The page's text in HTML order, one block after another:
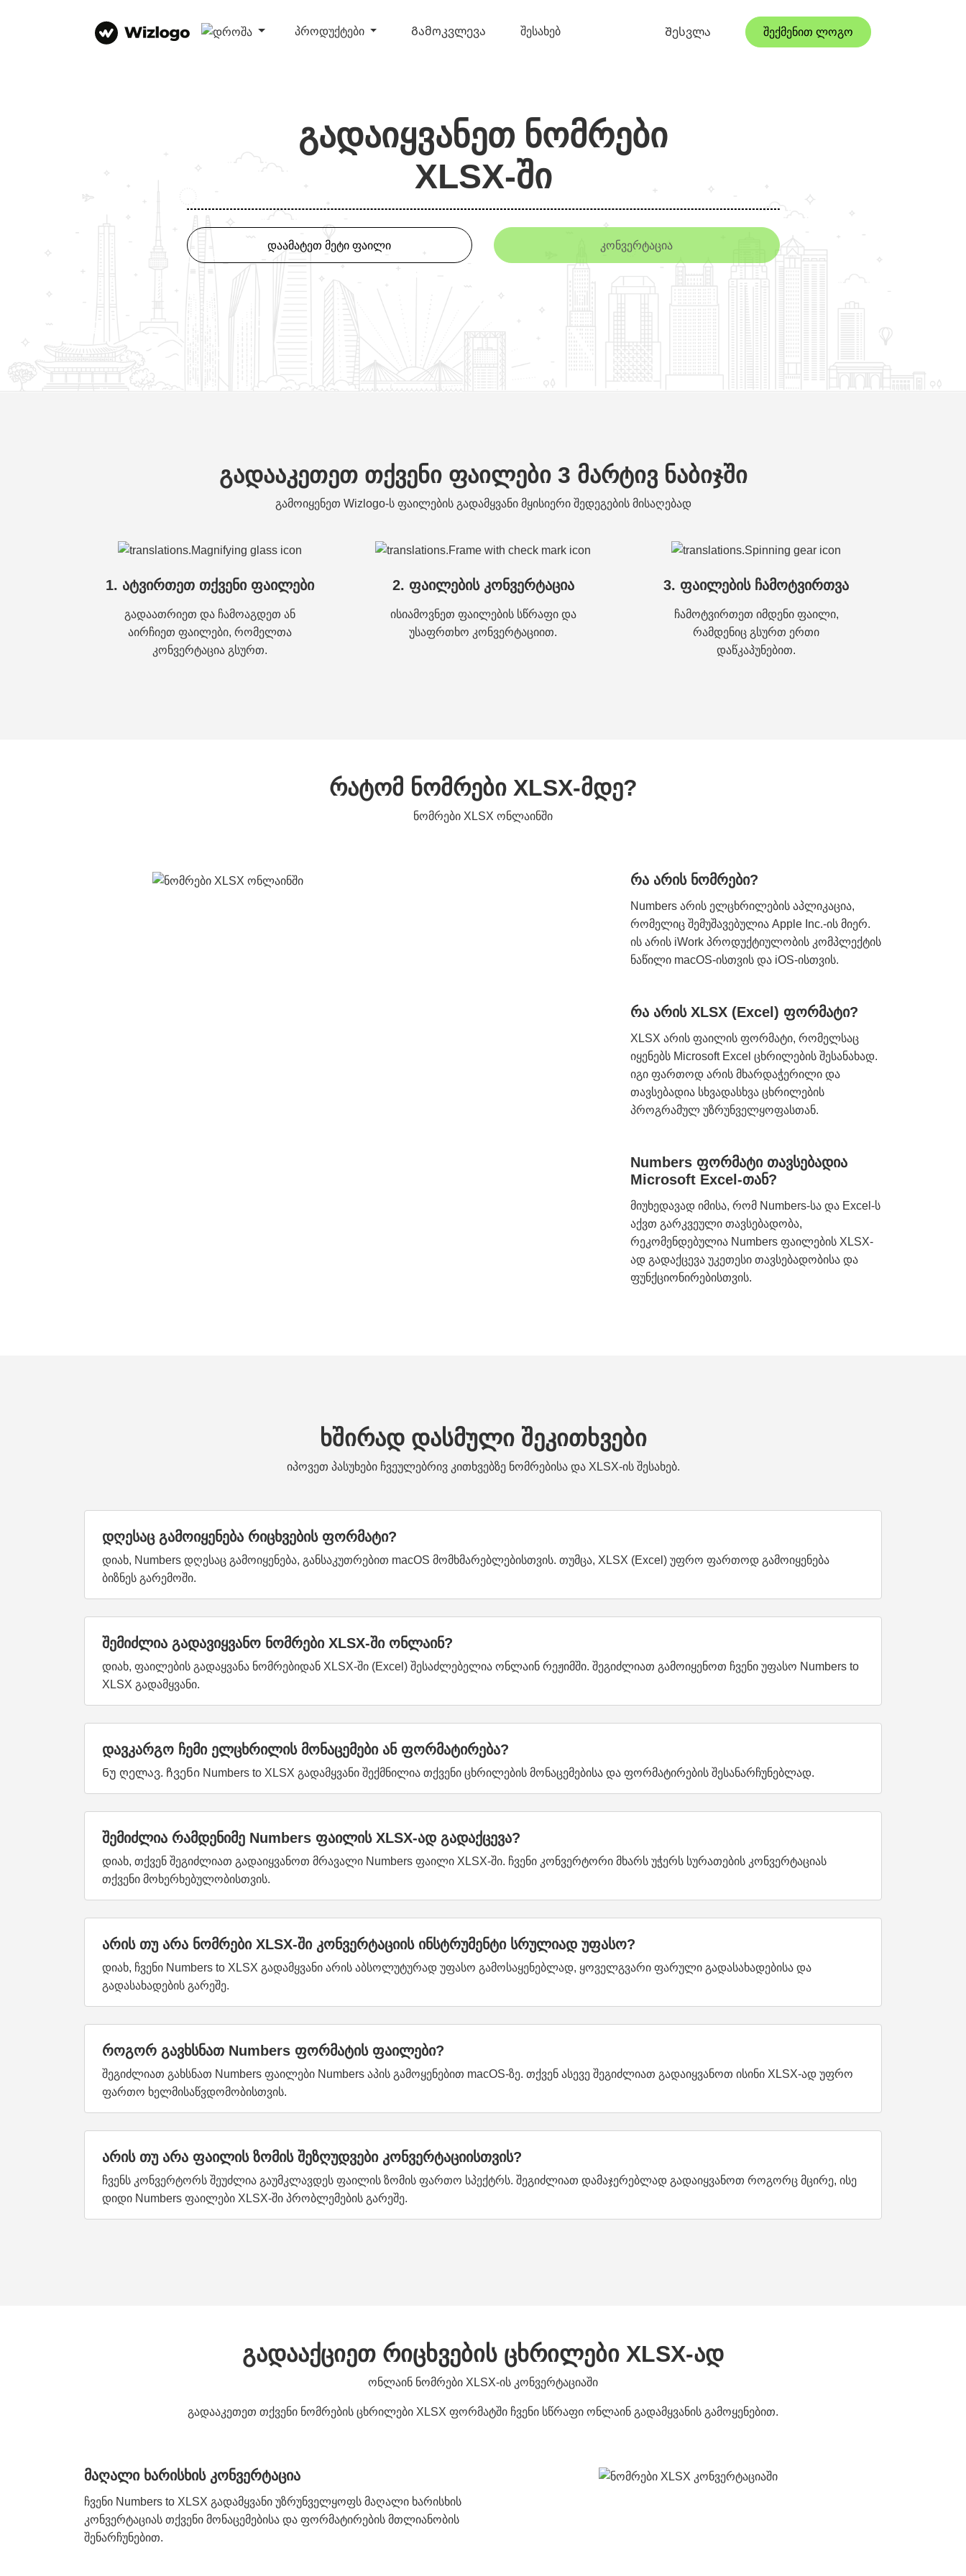
პროდუქტები Გამოკვლევა შესახებ Შესვლა შექმენით ლოგო
გადაიყვანეთ ნომრები
XLSX-ში
დაამატეთ მეტი ფაილი კონვერტაცია
გადააკეთეთ თქვენი ფაილები 3 მარტივ ნაბიჯში
გამოიყენეთ Wizlogo-ს ფაილების გადამყვანი მყისიერი შედეგების მისაღებად
1. ატვირთეთ თქვენი ფაილები
გადაათრიეთ და ჩამოაგდეთ ან
აირჩიეთ ფაილები, რომელთა
კონვერტაცია გსურთ.
2. ფაილების კონვერტაცია
ისიამოვნეთ ფაილების სწრაფი და
უსაფრთხო კონვერტაციით.
3. ფაილების ჩამოტვირთვა
ჩამოტვირთეთ იმდენი ფაილი,
რამდენიც გსურთ ერთი
დაწკაპუნებით.
რატომ ნომრები XLSX-მდე?
ნომრები XLSX ონლაინში
რა არის ნომრები?
Numbers არის ელცხრილების აპლიკაცია,
რომელიც შემუშავებულია Apple Inc.-ის მიერ.
ის არის iWork პროდუქტიულობის კომპლექტის
ნაწილი macOS-ისთვის და iOS-ისთვის.
რა არის XLSX (Excel) ფორმატი?
XLSX არის ფაილის ფორმატი, რომელსაც
იყენებს Microsoft Excel ცხრილების შესანახად.
იგი ფართოდ არის მხარდაჭერილი და
თავსებადია სხვადასხვა ცხრილების
პროგრამულ უზრუნველყოფასთან.
Numbers ფორმატი თავსებადია
Microsoft Excel-თან?
მიუხედავად იმისა, რომ Numbers-სა და Excel-ს
აქვთ გარკვეული თავსებადობა,
რეკომენდებულია Numbers ფაილების XLSX-
ად გადაქცევა უკეთესი თავსებადობისა და
ფუნქციონირებისთვის.
ხშირად დასმული შეკითხვები
იპოვეთ პასუხები ჩვეულებრივ კითხვებზე ნომრებისა და XLSX-ის შესახებ.
დღესაც გამოიყენება რიცხვების ფორმატი?
დიახ, Numbers დღესაც გამოიყენება, განსაკუთრებით macOS მომხმარებლებისთვის. თუმცა, XLSX (Excel) უფრო ფართოდ გამოიყენება
ბიზნეს გარემოში.
შემიძლია გადავიყვანო ნომრები XLSX-ში ონლაინ?
დიახ, ფაილების გადაყვანა ნომრებიდან XLSX-ში (Excel) შესაძლებელია ონლაინ რეჟიმში. შეგიძლიათ გამოიყენოთ ჩვენი უფასო Numbers to
XLSX გადამყვანი.
დავკარგო ჩემი ელცხრილის მონაცემები ან ფორმატირება?
Ნუ ღელავ. ჩვენი Numbers to XLSX გადამყვანი შექმნილია თქვენი ცხრილების მონაცემებისა და ფორმატირების შესანარჩუნებლად.
შემიძლია რამდენიმე Numbers ფაილის XLSX-ად გადაქცევა?
დიახ, თქვენ შეგიძლიათ გადაიყვანოთ მრავალი Numbers ფაილი XLSX-ში. ჩვენი კონვერტორი მხარს უჭერს სურათების კონვერტაციას
თქვენი მოხერხებულობისთვის.
არის თუ არა ნომრები XLSX-ში კონვერტაციის ინსტრუმენტი სრულიად უფასო?
დიახ, ჩვენი Numbers to XLSX გადამყვანი არის აბსოლუტურად უფასო გამოსაყენებლად, ყოველგვარი ფარული გადასახადებისა და
გადასახადების გარეშე.
როგორ გავხსნათ Numbers ფორმატის ფაილები?
შეგიძლიათ გახსნათ Numbers ფაილები Numbers აპის გამოყენებით macOS-ზე. თქვენ ასევე შეგიძლიათ გადაიყვანოთ ისინი XLSX-ად უფრო
ფართო ხელმისაწვდომობისთვის.
არის თუ არა ფაილის ზომის შეზღუდვები კონვერტაციისთვის?
ჩვენს კონვერტორს შეუძლია გაუმკლავდეს ფაილის ზომის ფართო სპექტრს. შეგიძლიათ დამაჯერებლად გადაიყვანოთ როგორც მცირე, ისე
დიდი Numbers ფაილები XLSX-ში პრობლემების გარეშე.
გადააქციეთ რიცხვების ცხრილები XLSX-ად
ონლაინ ნომრები XLSX-ის კონვერტაციაში
გადააკეთეთ თქვენი ნომრების ცხრილები XLSX ფორმატში ჩვენი სწრაფი ონლაინ გადამყვანის გამოყენებით.
მაღალი ხარისხის კონვერტაცია
ჩვენი Numbers to XLSX გადამყვანი უზრუნველყოფს მაღალი ხარისხის
კონვერტაციას თქვენი მონაცემებისა და ფორმატირების მთლიანობის
შენარჩუნებით.